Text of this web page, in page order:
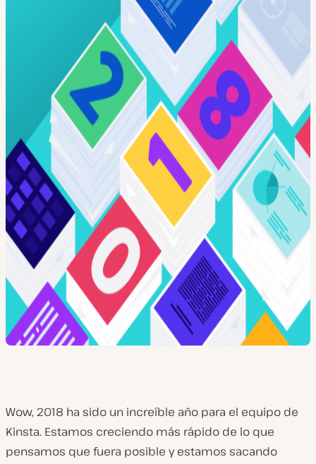
Wow, 2018 ha sido un increíble año para el equipo de
Kinsta. Estamos creciendo más rápido de lo que
pensamos que fuera posible y estamos sacando